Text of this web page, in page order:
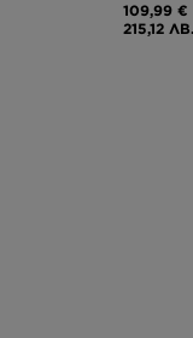
109,99 €
215,12 ЛВ.